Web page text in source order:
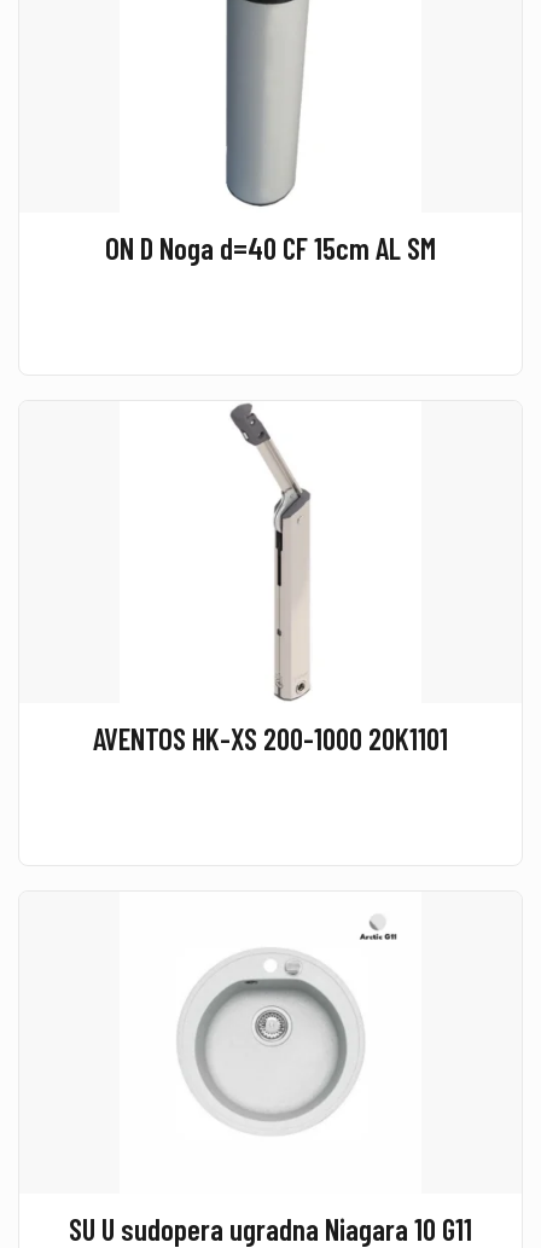
ON D Noga d=40 CF 15cm AL SM
AVENTOS HK-XS 200-1000 20K1101
SU U sudopera ugradna Niagara 10 G11